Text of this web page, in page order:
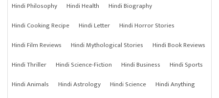
Hindi Philosophy
Hindi Health
Hindi Biography
Hindi Cooking Recipe
Hindi Letter
Hindi Horror Stories
Hindi Film Reviews
Hindi Mythological Stories
Hindi Book Reviews
Hindi Thriller
Hindi Science-Fiction Hindi Business
Hindi Sports
Hindi Animals
Hindi Astrology Hindi Science
Hindi Anything